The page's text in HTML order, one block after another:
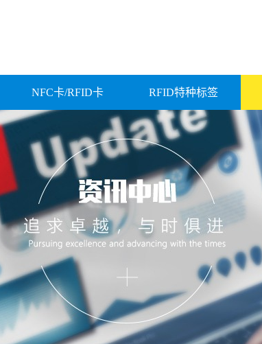
NFC卡/RFID卡 RFID特种标签